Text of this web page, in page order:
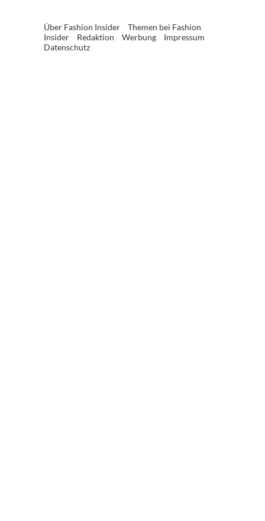
Über Fashion Insider
Themen bei Fashion
Insider
Redaktion Werbung
Impressum
Datenschutz